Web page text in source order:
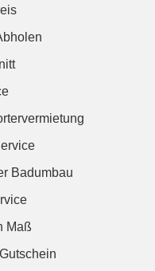
Badumbau
Maß